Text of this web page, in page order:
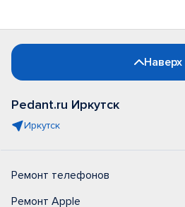
Наверх
Pedant.ru Иркутск
Иркутск
Ремонт телефонов
Ремонт Apple